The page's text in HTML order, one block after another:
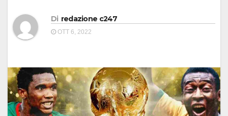
Di redazione c247
OTT 6, 2022